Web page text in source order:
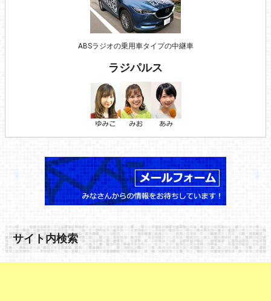
ABSラジオの乗用車タイプの中継車
ラジパルス
サイト内検索